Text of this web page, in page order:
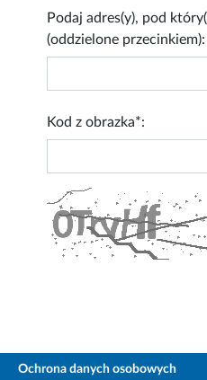
Podaj adres(y), pod
(oddzielone przecinkiem):
Kod z obrazka*:
Ochrona danych osobowych